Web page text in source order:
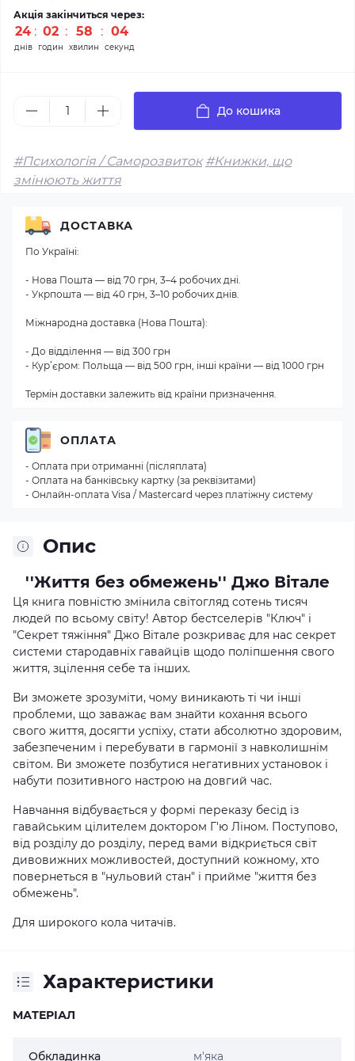
Акція закінчиться через:
24
днів
: 02
годин
: 58
хвилин
: 04
секунд
До кошика
#Психологія / Саморозвиток #Книжки, що
змінюють життя
Опис
''Життя без обмежень'' Джо Вітале
Ця книга повністю змінила світогляд сотень тисяч
людей по всьому світу! Автор бестселерів "Ключ" і
"Секрет тяжіння" Джо Вітале розкриває для нас секрет
системи стародавніх гавайців щодо поліпшення свого
життя, зцілення себе та інших.
Ви зможете зрозуміти, чому виникають ті чи інші
проблеми, що заважає вам знайти кохання всього
свого життя, досягти успіху, стати абсолютно здоровим,
забезпеченим і перебувати в гармонії з навколишнім
світом. Ви зможете позбутися негативних установок і
набути позитивного настрою на довгий час.
Навчання відбувається у формі переказу бесід із
гавайським цілителем доктором Г'ю Ліном. Поступово,
від розділу до розділу, перед вами відкриється світ
дивовижних можливостей, доступний кожному, хто
повернеться в "нульовий стан" і прийме "життя без
обмежень".
Для широкого кола читачів.
Характеристики
МАТЕРІАЛ
Обкладинка м'яка
ДОСТАВКА
По Україні:
- Нова Пошта — від 70 грн, 3–4 робочих дні.
- Укрпошта — від 40 грн, 3–10 робочих днів.
Міжнародна доставка (Нова Пошта):
- До відділення — від 300 грн
- Кур’єром: Польща — від 500 грн, інші країни — від 1000 грн
Термін доставки залежить від країни призначення.
ОПЛАТА
- Оплата при отриманні (післяплата)
- Оплата на банківську картку (за реквізитами)
- Онлайн-оплата Visa / Mastercard через платіжну систему